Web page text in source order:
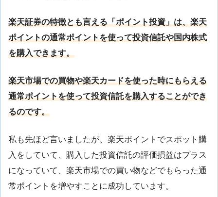
楽天証券の特徴とも言える「ポイント投資」は、楽天
ポイントの通常ポイントを使って投資信託や国内株式
を購入できます。
楽天市場での買物や楽天カードを使った時にもらえる
通常ポイントを使って投資信託を購入することができ
るのです。
私も先ほど言いましたが、楽天ポイントでスポット購
入をしていて、購入した投資信託の評価損益はプラス
になっていて、楽天市場での買い物などでもらった通
常ポイントを増やすことに成功しています。